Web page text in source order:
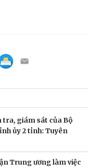
tra, giám sát của Bộ
ủy 2 tỉnh: Tuyên
Trung ương làm việc